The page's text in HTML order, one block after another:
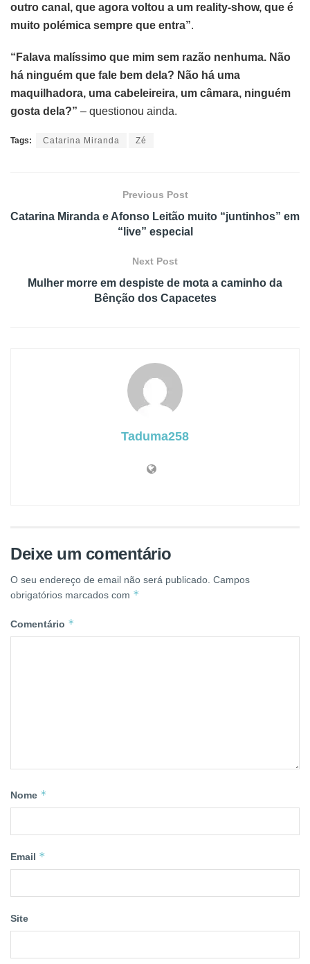
outro canal, que agora voltou a um reality-show, que é
muito polémica sempre que entra”.
“Falava malíssimo que mim sem razão nenhuma. Não
há ninguém que fale bem dela? Não há uma
maquilhadora, uma cabeleireira, um câmara, ninguém
gosta dela?” – questionou ainda.
Tags: Catarina Miranda Zé
Previous Post
Catarina Miranda e Afonso Leitão muito “juntinhos” em
“live” especial
Next Post
Mulher morre em despiste de mota a caminho da
Bênção dos Capacetes
Taduma258
Deixe um comentário
O seu endereço de email não será publicado. Campos
obrigatórios marcados com *
Comentário *
Nome *
Email *
Site